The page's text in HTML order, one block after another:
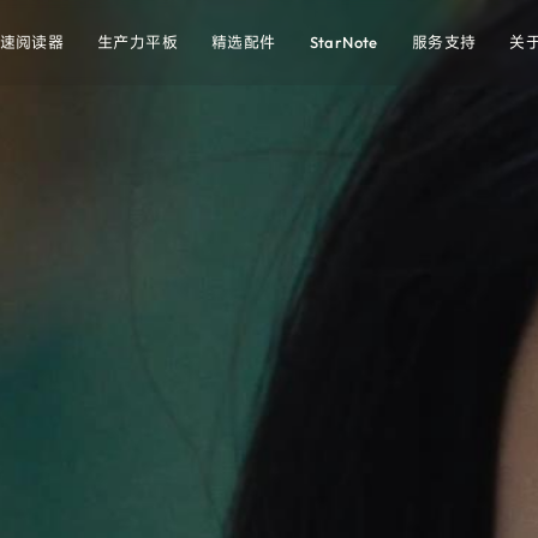
阅读器 生产力平板 精选配件 StarNote 服务支持 关